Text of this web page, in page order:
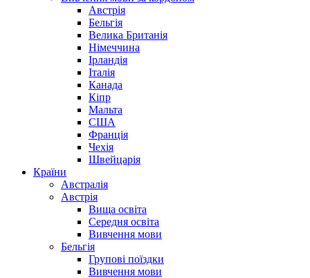
Австрія
Бельгія
Велика Британія
Німеччина
Ірландія
Італія
Канада
Кіпр
Мальта
США
Франція
Чехія
Швейцарія
Країни
Австралія
Австрія
Вища освіта
Середня освіта
Вивчення мови
Бельгія
Групові поїздки
Вивчення мови